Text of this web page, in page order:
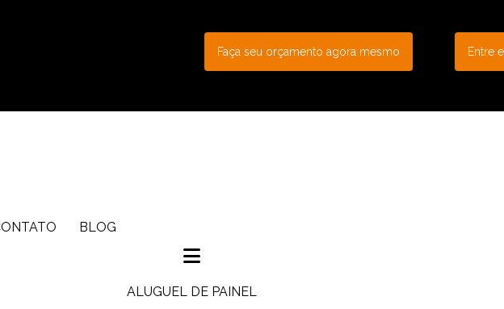
Faça seu orçamento agora mesmo Entre
CONTATO BLOG
ALUGUEL DE PAINEL